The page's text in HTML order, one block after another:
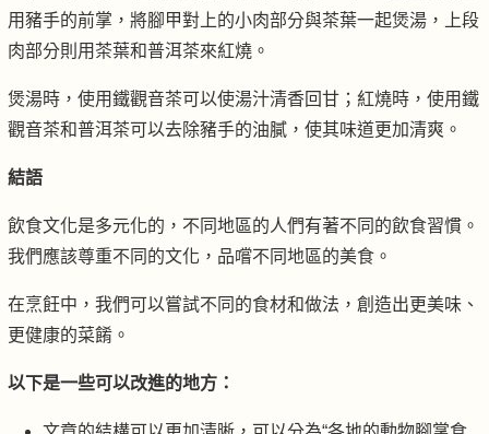
用豬手的前掌，將腳甲對上的小肉部分與茶葉一起煲湯，上段
肉部分則用茶葉和普洱茶來紅燒。
煲湯時，使用鐵觀音茶可以使湯汁清香回甘；紅燒時，使用鐵
觀音茶和普洱茶可以去除豬手的油膩，使其味道更加清爽。
結語
飲食文化是多元化的，不同地區的人們有著不同的飲食習慣。
我們應該尊重不同的文化，品嚐不同地區的美食。
在烹飪中，我們可以嘗試不同的食材和做法，創造出更美味、
更健康的菜餚。
以下是一些可以改進的地方：